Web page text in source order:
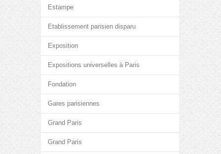
Estampe
Etablissement parisien disparu
Exposition
Expositions universelles à Paris
Fondation
Gares parisiennes
Grand Paris
Grand Paris